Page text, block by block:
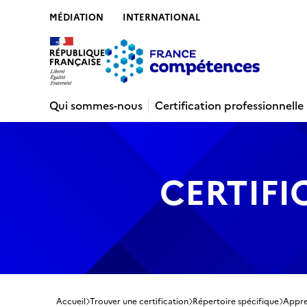
MÉDIATION INTERNATIONAL
Qui sommes-nous
Certification professionnelle
Accueil Trouver une certification Répertoire spécifique